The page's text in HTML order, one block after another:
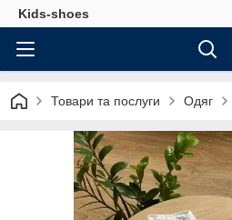
Kids-shoes
Товари та послуги Одяг